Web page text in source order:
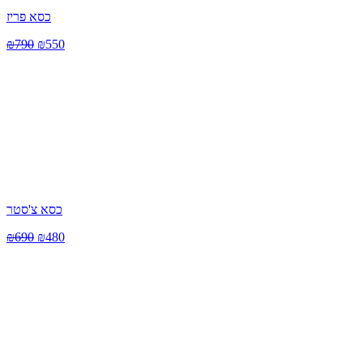
כסא פריז
₪790 ₪550
כסא צ'סטר
₪690 ₪480